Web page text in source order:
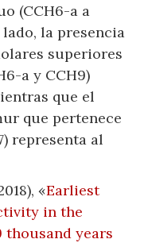
(CCH6-a a
la presencia
superiores
a y CCH9)
que el
que pertenece
representa al
«Earliest
in the
thousand years